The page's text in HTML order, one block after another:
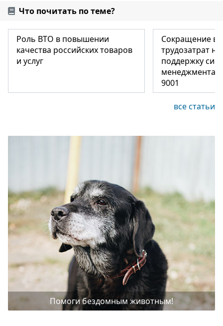
Что почитать по теме?
Роль ВТО в повышении
качества российских товаров
и услуг
Сокращение
трудозатрат
поддержку
менеджмента
9001
все статьи
Помоги бездомным животным!